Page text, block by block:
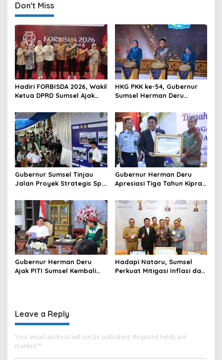
a
v
i
g
a
t
i
n
Don't Miss
Hadiri FORBISDA 2026, Wakil
Ketua DPRD Sumsel Ajak
Kekuatan Ekonomi Baru
HKG PKK ke-54, Gubernur
Sumsel Herman Deru
dan Penguatan Peran
Perempuan
Gubernur Sumsel Tinjau
Jalan Proyek Strategis Sp.
Desa Keman OKI
Gubernur Herman Deru
Apresiasi Tiga Tahun Kiprah
Pilar Keadilan Tata Usaha
Negara
Gubernur Herman Deru
Ajak PITI Sumsel Kembali
Hadapi Nataru, Sumsel
Perkuat Mitigasi Inflasi dan
Leave a Reply
Your email address will not be published. Required fields are
marked *